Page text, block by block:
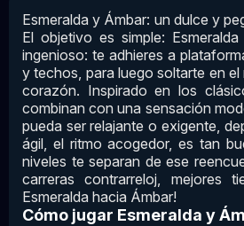
Esmeralda y Ámbar: un dulce y
El objetivo es simple:
ingenioso: te adhieres a
y techos, para luego soltarte en
corazón. Inspirado en los
combinan con una sensación
pueda ser relajante o exigente,
ágil, el ritmo acogedor, es tan
niveles te separan de ese
carreras contrarreloj, mejores
Esmeralda hacia Ámbar!
Cómo jugar Esmeralda y